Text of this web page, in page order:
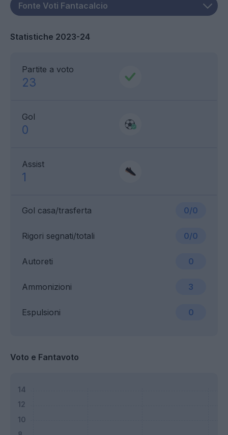
Statistiche 2023-24
Partite a voto
23
Gol
0
Assist
1
Gol casa/trasferta 0/0
Ammonizioni 3
Rigori segnati/totali 0/0
Espulsioni 0
Autoreti 0
Voto e Fantavoto